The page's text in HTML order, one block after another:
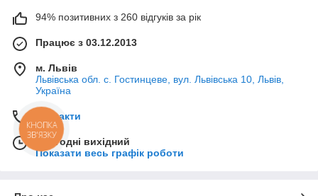
94% позитивних з 260 відгуків за рік
Працює з 03.12.2013
м. Львів
Львівська обл. с. Гостинцеве, вул. Львівська 10, Львів,
Україна
Контакти
Сьогодні вихідний
Показати весь графік роботи
КНОПКА
ЗВ'ЯЗКУ